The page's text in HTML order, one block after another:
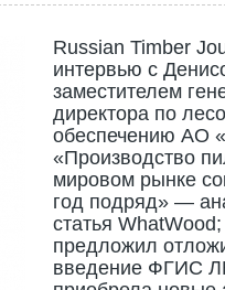
Russian Timber
интервью с
заместителем
директора по
обеспечению АО
«Производство
мировом рынке
год подряд» —
статья
предложил
введение ФГИС